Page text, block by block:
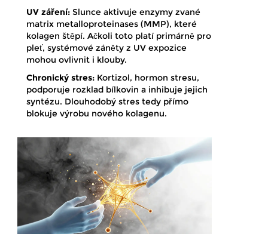
UV záření: Slunce aktivuje enzymy zvané
matrix metalloproteinases (MMP), které
kolagen štěpí. Ačkoli toto platí primárně pro
pleť, systémové záněty z UV expozice
mohou ovlivnit i klouby.
Chronický stres: Kortizol, hormon stresu,
podporuje rozklad bílkovin a inhibuje jejich
syntézu. Dlouhodobý stres tedy přímo
blokuje výrobu nového kolagenu.